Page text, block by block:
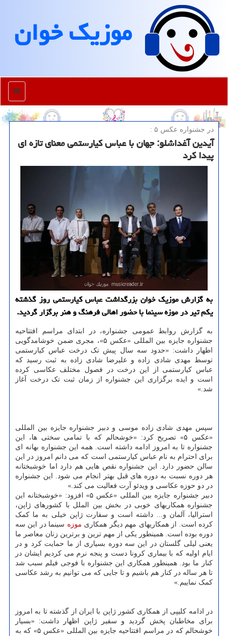
موزیك خوان
منو
در جشنواره عكس ۵ :
آیدین آغداشلو: جهان با عباس کیارستمی معنای تازه ای
پیدا کرد
به گزارش موزیک خوان بزرگداشت عباس کیارستمی روز گذشته
یکم تیر در موزه سینما با حضور اهالی فرهنگ و هنر برگزار گردید.
به گزارش روابط عمومی جشنواره، در ابتدای مراسم افتتاحیه
جشنواره جایزه بین المللی «عکس ۵»، مجری ضمن خوشامدگویی
اظهار داشت: «حدود سه سال پیش تک درخت عباس کیارستمی
توسط مهدی شادی زاده و علیرضا شادی زاده به ثبت رسید که
عباس کیارستمی از این درخت در فصول مختلف عکاسی کرده
است و ایده برگزاری این جشنواره از زمان ثبت تک درخت آغاز
شد.»
سپس مهدی شادی زاده موسی و دبیر جشنواره جایزه بین المللی
«عکس ۵» تصریح کرد: «خوشحالم که با تمامی سختی ها، این
جشنواره تا به امروز ادامه داشته است. همه این جشنواره بهانه ای
برای احترام به نام عباس کیارستمی است که می دانم امروز در این
سالن حضور دارد. این جشنواره نقص هایی هم دارد اما خوشبختانه
هر دوره نسبت به دوره های قبل بهتر انجام می شود. این جشنواره
در دو حوزه عکاسی و ویدئو آرت فعالیت می کند.»
دبیر جشنواره جایزه بین المللی «عکس ۵» افزود: «خوشبختانه این
جشنواره همکاریهای خوبی در بخش بین الملل با کشورهای ژاپن،
استرالیا، آلمان و... داشته است و سفارت ژاپن خیلی به ما کمک
کرده است. از همکاریهای مهم دیگر همکاری موزه سینما در این سه
دوره بوده است. همینطور یکی از مهم ترین و برترین زنان معاصر ما
یعنی لیلی گلستان در این سه دوره بسیاری از ما حمایت کرد و در
ایام اولیه که با بیماری کرونا دست و پنجه نرم می کردیم ایشان در
کنار ما بود. همینطور همکاری این جشنواره با فوجی فیلم سبب شد
تا هر ساله در کنار هم باشیم و تا جایی که می توانیم به رشد عکاسی
کمک نماییم.»
در ادامه کلیپی از همکاری کشور ژاپن با ایران از گذشته تا به امروز
برای مخاطبان پخش گردید و سفیر ژاپن اظهار داشت: «بسیار
خوشحالم که در مراسم افتتاحیه جایزه بین المللی «عکس ۵» که به